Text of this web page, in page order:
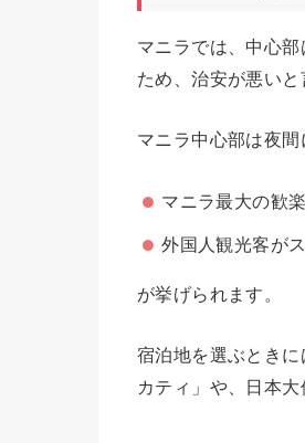
マニラでは、中心
ため、治安が悪いと
マニラ中心部は夜
マニラ最大の歓
外国人観光客が
が挙げられます。
宿泊地を選ぶとき
カティ」や、日本